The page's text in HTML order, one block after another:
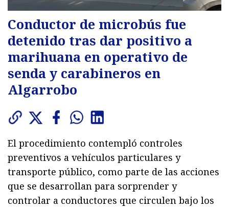
Conductor de microbús fue
detenido tras dar positivo a
marihuana en operativo de
senda y carabineros en
Algarrobo
El procedimiento contempló controles
preventivos a vehículos particulares y
transporte público, como parte de las acciones
que se desarrollan para sorprender y
controlar a conductores que circulen bajo los